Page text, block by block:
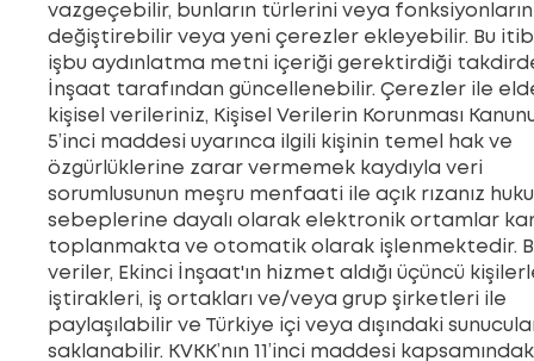
vazgeçebilir, bunların türlerini veya
değiştirebilir veya yeni çerezler ekleyebilir. Bu
işbu aydınlatma metni içeriği gerektirdiği
İnşaat tarafından güncellenebilir. Çerezler ile
kişisel verileriniz, Kişisel Verilerin Korunması
5’inci maddesi uyarınca ilgili kişinin temel hak ve
özgürlüklerine zarar vermemek kaydıyla veri
sorumlusunun meşru menfaati ile açık rızanız
sebeplerine dayalı olarak elektronik ortamlar
toplanmakta ve otomatik olarak işlenmektedir.
veriler, Ekinci İnşaat'ın hizmet aldığı üçüncü
iştirakleri, iş ortakları ve/veya grup şirketleri ile
paylaşılabilir ve Türkiye içi veya dışındaki
saklanabilir. KVKK’nın 11’inci maddesi